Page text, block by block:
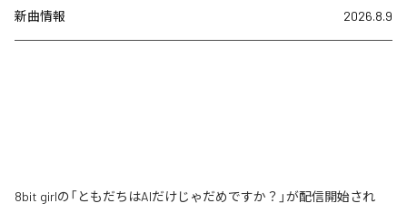
新曲情報 2026.8.9
8bit girlの「ともだちはAIだけじゃだめですか？」が配信開始され